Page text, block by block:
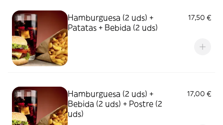
Hamburguesa (2 uds) +
Patatas + Bebida (2 uds)
17,50 €
Hamburguesa (2 uds) +
Bebida (2 uds) + Postre (2
uds)
17,00 €